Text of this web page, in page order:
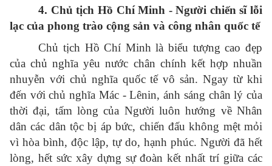
4. Chủ tịch Hồ Chí Minh - Người chiến sĩ lỗi
lạc của phong trào cộng sản và công nhân quốc tế
Chủ tịch Hồ Chí Minh là biểu tượng cao đẹp
của chủ nghĩa yêu nước chân chính kết hợp nhuần
nhuyễn với chủ nghĩa quốc tế vô sản. Ngay từ khi
đến với chủ nghĩa Mác - Lênin, ánh sáng chân lý của
thời đại, tấm lòng của Người luôn hướng về Nhân
dân các dân tộc bị áp bức, chiến đấu không mệt mỏi
vì hòa bình, độc lập, tự do, hạnh phúc. Người đã hết
lòng, hết sức xây dựng sự đoàn kết nhất trí giữa các